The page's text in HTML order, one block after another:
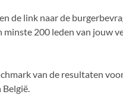
de link naar de
200 leden van jouw
van de resultaten